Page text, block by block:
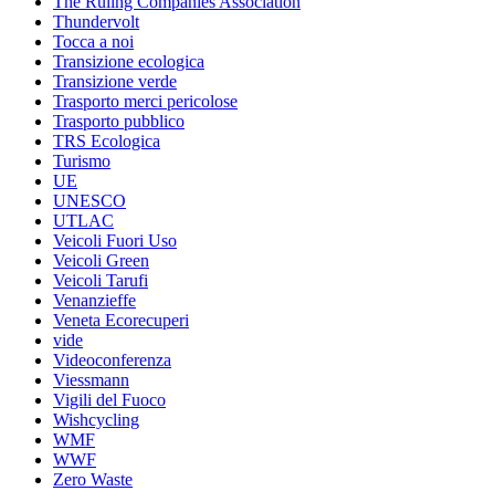
Thundervolt
Tocca a noi
Transizione ecologica
Transizione verde
Trasporto merci pericolose
Trasporto pubblico
TRS Ecologica
Turismo
UE
UNESCO
UTLAC
Veicoli Fuori Uso
Veicoli Green
Veicoli Tarufi
Venanzieffe
Veneta Ecorecuperi
vide
Videoconferenza
Viessmann
Vigili del Fuoco
Wishcycling
WMF
WWF
Zero Waste